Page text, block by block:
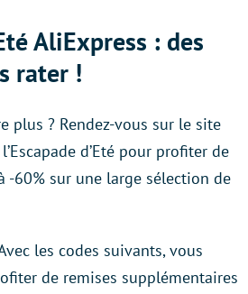
AliExpress : des
rater !
plus ? Rendez-vous sur le site
d’Eté pour profiter de
-60% sur une large sélection de
les codes suivants, vous
de remises supplémentaires